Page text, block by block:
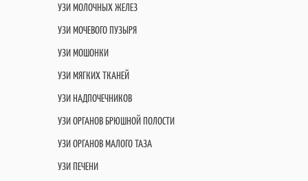
УЗИ МОЛОЧНЫХ ЖЕЛЕЗ
УЗИ МОЧЕВОГО ПУЗЫРЯ
УЗИ МОШОНКИ
УЗИ МЯГКИХ ТКАНЕЙ
УЗИ НАДПОЧЕЧНИКОВ
УЗИ ОРГАНОВ БРЮШНОЙ ПОЛОСТИ
УЗИ ОРГАНОВ МАЛОГО ТАЗА
УЗИ ПЕЧЕНИ